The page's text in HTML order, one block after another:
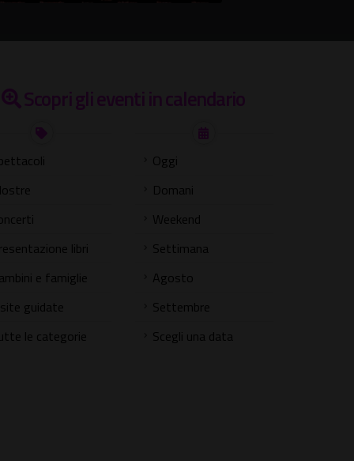
Scopri gli eventi in calendario
libri
e famiglie
guidate
le categorie
Oggi
Domani
Weekend
Settimana
Agosto
Settembre
Scegli una data